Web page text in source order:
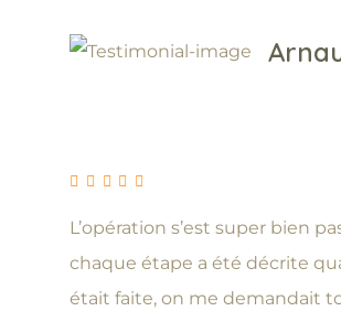
L’opération s’est super bien
chaque étape a été décrite
était faite, on me demandait